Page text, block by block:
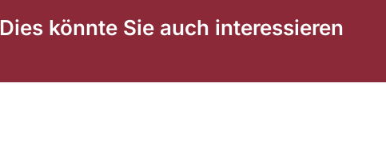
Dies könnte Sie auch interessieren